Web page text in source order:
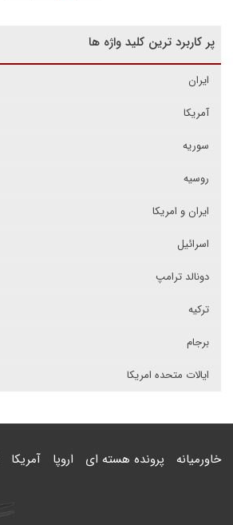
پر کاربرد ترین کلید واژه ها
ایران
آمریکا
سوریه
روسیه
ایران و امریکا
اسرائیل
دونالد ترامپ
ترکیه
برجام
ایالات متحده امریکا
خاورمیانه پرونده هسته ای اروپا آمریکا